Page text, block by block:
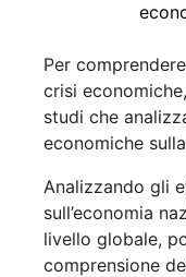
Per
crisi
studi che
economiche
Analizzando gli
sull’economia
livello globale,
comprensione